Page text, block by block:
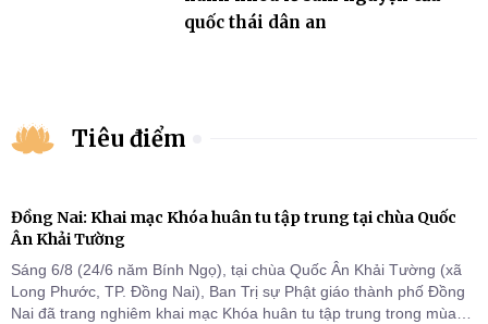
quốc thái dân an
Tiêu điểm
Đồng Nai: Khai mạc Khóa huân tu tập trung tại chùa Quốc
Ân Khải Tường
Sáng 6/8 (24/6 năm Bính Ngọ), tại chùa Quốc Ân Khải Tường (xã
Long Phước, TP. Đồng Nai), Ban Trị sự Phật giáo thành phố Đồng
Nai đã trang nghiêm khai mạc Khóa huân tu tập trung trong mùa